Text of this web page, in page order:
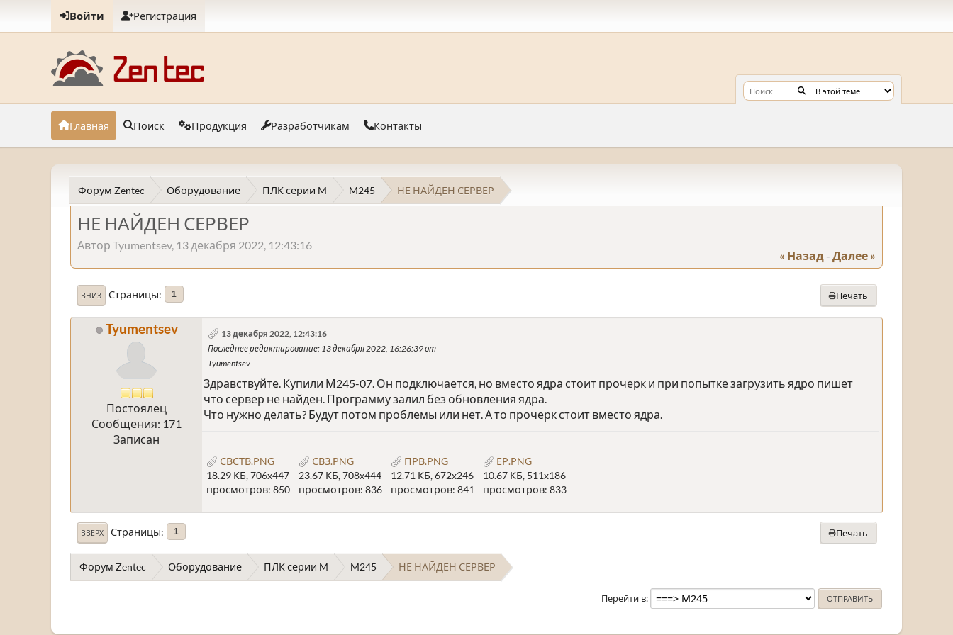
Войти Регистрация
Главная Поиск Продукция Разработчикам Контакты
Форум Zentec Оборудование ПЛК серии M M245 НЕ НАЙДЕН СЕРВЕР
НЕ НАЙДЕН СЕРВЕР
Автор Tyumentsev, 13 декабря 2022, 12:43:16
« Назад - Далее »
Печать
ВНИЗ Страницы 1
Tyumentsev
Постоялец
Сообщения: 171
Записан
13 декабря 2022, 12:43:16
Последнее редактирование: 13 декабря 2022, 16:26:39 от
Tyumentsev
Здравствуйте. Купили М245-07. Он подключается, но вместо ядра стоит прочерк и при попытке загрузить ядро пишет
что сервер не найден. Программу залил без обновления ядра.
Что нужно делать? Будут потом проблемы или нет. А то прочерк стоит вместо ядра.
СВСТВ.PNG
18.29 КБ, 706x447
просмотров: 850
СВЗ.PNG
23.67 КБ, 708x444
просмотров: 836
ПРВ.PNG
12.71 КБ, 672x246
просмотров: 841
ЕР.PNG
10.67 КБ, 511x186
просмотров: 833
Печать
ВВЕРХ Страницы 1
Форум Zentec Оборудование ПЛК серии M M245 НЕ НАЙДЕН СЕРВЕР
Перейти в